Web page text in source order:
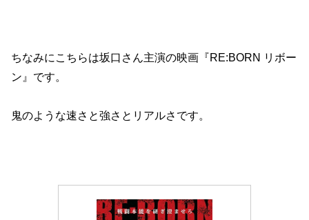
ちなみにこちらは坂口さん主演の映画『RE:BORN リボー
ン』です。
鬼のような速さと強さとリアルさです。